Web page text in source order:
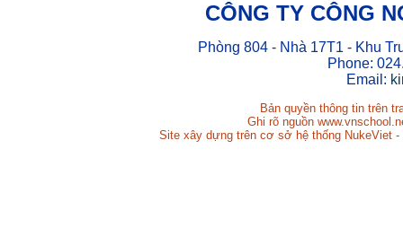
CÔNG TY CÔNG
Phòng 804 - Nhà 17T1 - Khu
Phone:
Email:
Bản quyền thông tin trên
Ghi rõ nguồn
Site xây dựng trên cơ sở hệ thống NukeViet